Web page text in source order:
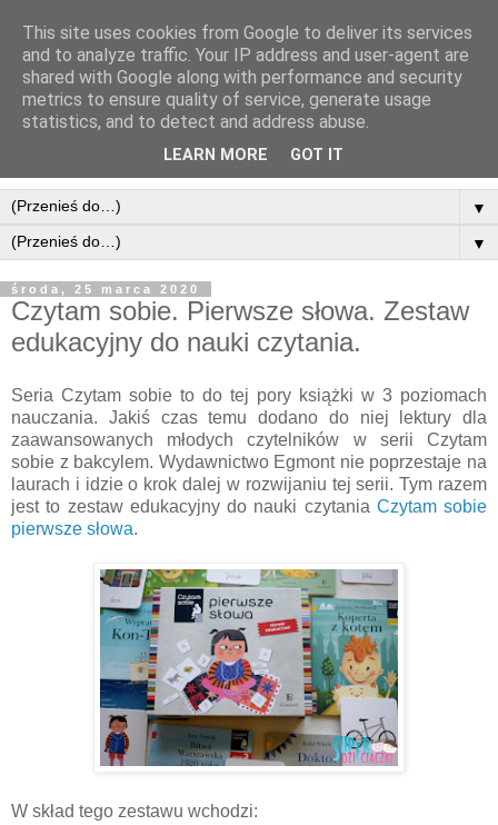
▼
▼
środa, 25 marca 2020
Czytam sobie. Pierwsze słowa. Zestaw
edukacyjny do nauki czytania.
Seria Czytam sobie to do tej pory książki w 3 poziomach
nauczania. Jakiś czas temu dodano do niej lektury dla
zaawansowanych młodych czytelników w serii Czytam
sobie z bakcylem. Wydawnictwo Egmont nie poprzestaje na
laurach i idzie o krok dalej w rozwijaniu tej serii. Tym razem
jest to zestaw edukacyjny do nauki czytania Czytam sobie
pierwsze słowa.
W skład tego zestawu wchodzi:
This site uses cookies from Google to deliver its services
and to analyze traffic. Your IP address and user-agent are
shared with Google along with performance and security
metrics to ensure quality of service, generate usage
statistics, and to detect and address abuse.
LEARN MORE GOT IT